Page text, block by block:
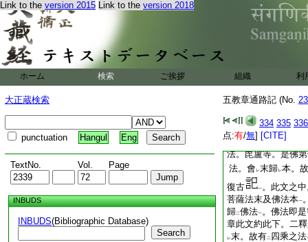
Link to the version 2015 Link to the version 2018
ホーム 検索 ご挨拶 組織 利
大正蔵検索
punctuation Hangul Eng
TextNo. Vol. Page
INBUDS
INBUDS(Bibliographic Database)
Search
五教章通路記 (No.
334 335 336
点:有/無] [CITE]
諸佛法 一。本
法是末。故二宗差
如是諸法。是前二
11
之
入言。似
所濫一
大小一。隨レ功陟レ位
佛法一。原 二其逐機
流
入智藏大海一 已
同 指事 。集成
法。毘盧等。是佛
法。會レ末歸レ本。
復古
一。此文之
菩薩法末及佛法本一
歸二佛法一。佛法即
章此文約此下。二
レ末。故有二 四乘之法